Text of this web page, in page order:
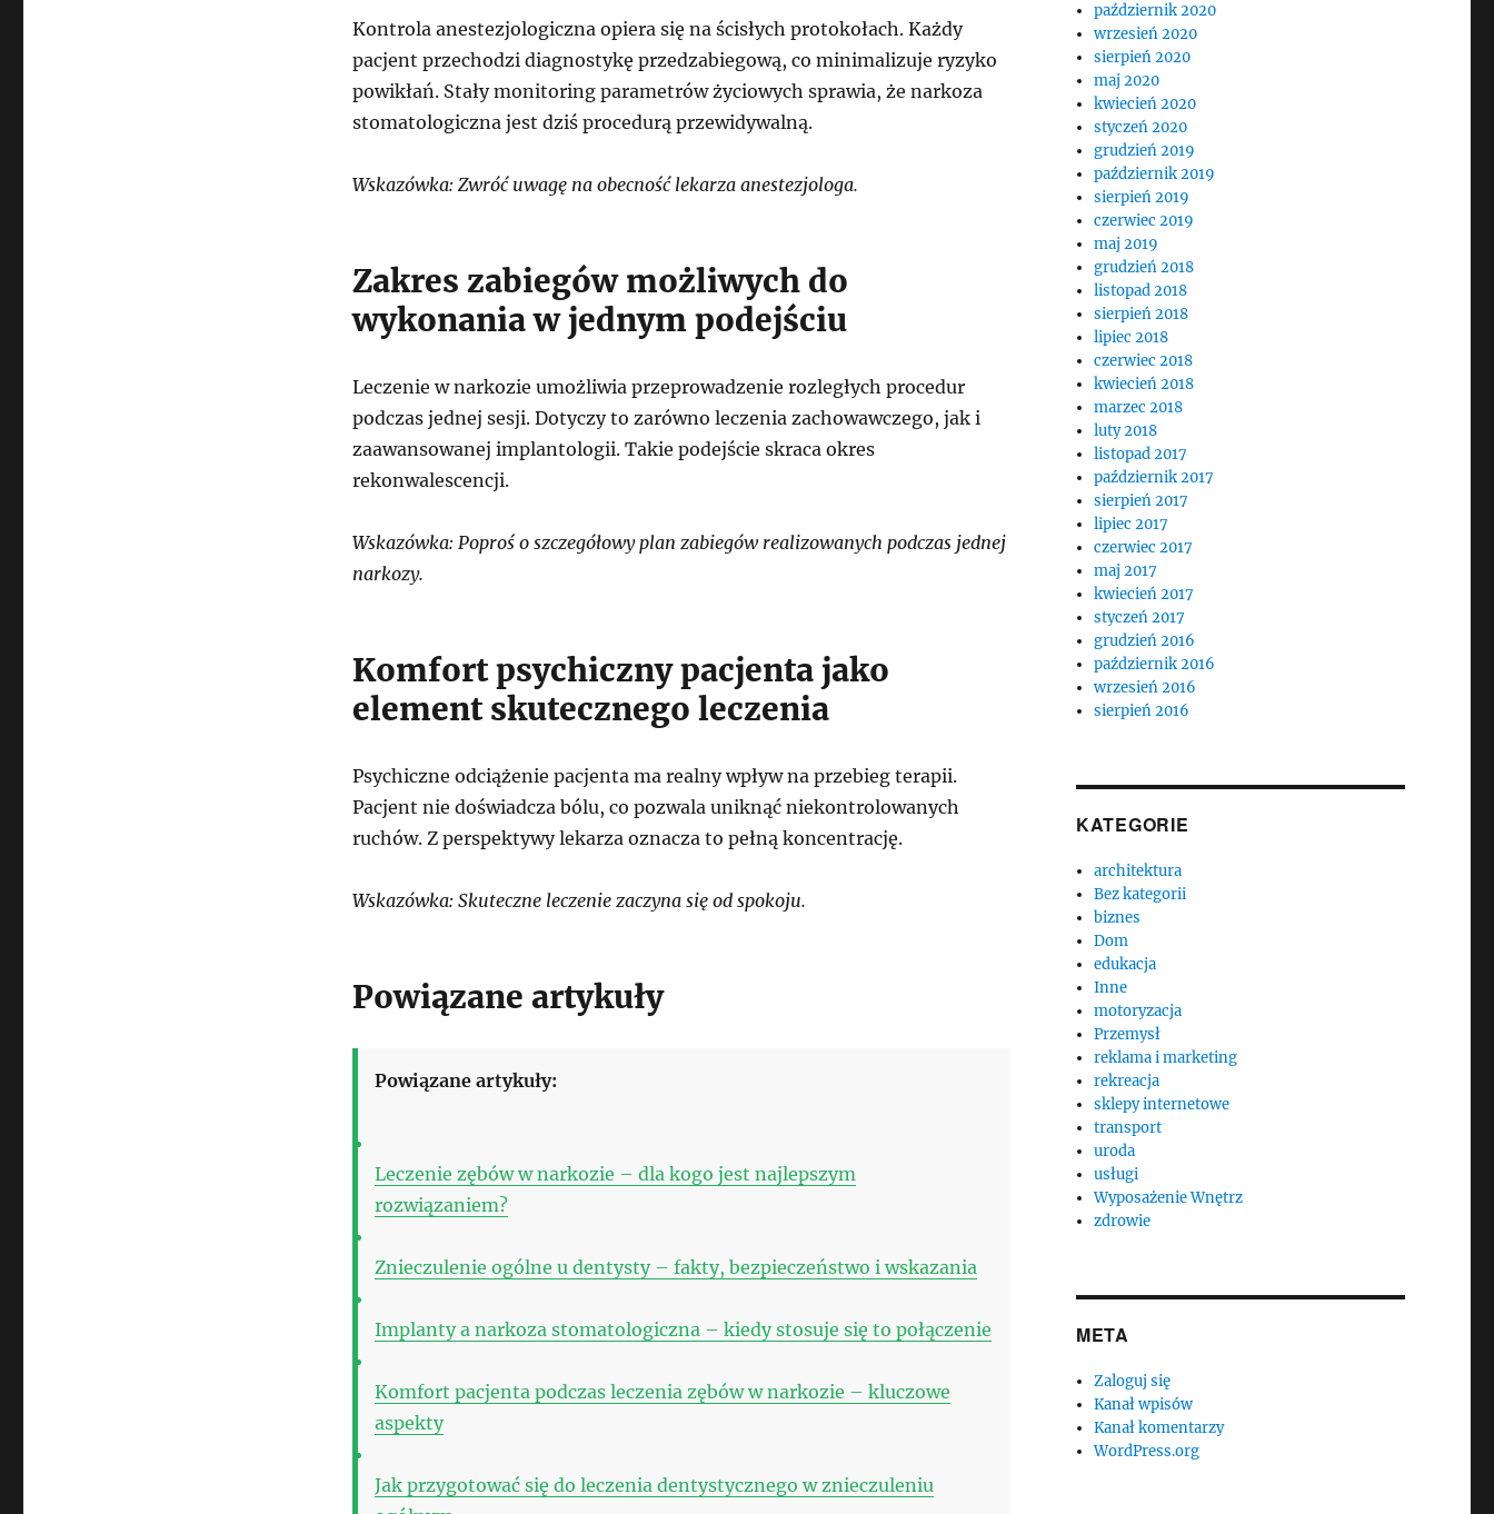
Kontrola anestezjologiczna opiera się na ścisłych protokołach. Każdy
pacjent przechodzi diagnostykę przedzabiegową, co minimalizuje ryzyko
powikłań. Stały monitoring parametrów życiowych sprawia, że narkoza
stomatologiczna jest dziś procedurą przewidywalną.
Wskazówka: Zwróć uwagę na obecność lekarza anestezjologa.
Zakres zabiegów możliwych do
wykonania w jednym podejściu
Leczenie w narkozie umożliwia przeprowadzenie rozległych procedur
podczas jednej sesji. Dotyczy to zarówno leczenia zachowawczego, jak i
zaawansowanej implantologii. Takie podejście skraca okres
rekonwalescencji.
Wskazówka: Poproś o szczegółowy plan zabiegów realizowanych podczas jednej
narkozy.
Komfort psychiczny pacjenta jako
element skutecznego leczenia
Psychiczne odciążenie pacjenta ma realny wpływ na przebieg terapii.
Pacjent nie doświadcza bólu, co pozwala uniknąć niekontrolowanych
ruchów. Z perspektywy lekarza oznacza to pełną koncentrację.
Wskazówka: Skuteczne leczenie zaczyna się od spokoju.
Powiązane artykuły
Powiązane artykuły:
Leczenie zębów w narkozie – dla kogo jest najlepszym
rozwiązaniem?
Znieczulenie ogólne u dentysty – fakty, bezpieczeństwo i wskazania
Implanty a narkoza stomatologiczna – kiedy stosuje się to połączenie
Komfort pacjenta podczas leczenia zębów w narkozie – kluczowe
aspekty
Jak przygotować się do leczenia dentystycznego w znieczuleniu
październik 2020
wrzesień 2020
sierpień 2020
maj 2020
kwiecień 2020
styczeń 2020
grudzień 2019
październik 2019
sierpień 2019
czerwiec 2019
maj 2019
grudzień 2018
listopad 2018
sierpień 2018
lipiec 2018
czerwiec 2018
kwiecień 2018
marzec 2018
luty 2018
listopad 2017
październik 2017
sierpień 2017
lipiec 2017
czerwiec 2017
maj 2017
kwiecień 2017
styczeń 2017
grudzień 2016
październik 2016
wrzesień 2016
sierpień 2016
KATEGORIE
architektura
Bez kategorii
biznes
Dom
edukacja
Inne
motoryzacja
Przemysł
reklama i marketing
rekreacja
sklepy internetowe
transport
uroda
usługi
Wyposażenie Wnętrz
zdrowie
META
Zaloguj się
Kanał wpisów
Kanał komentarzy
WordPress.org